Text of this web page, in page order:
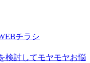
チラシ
検討してモヤモヤお悩